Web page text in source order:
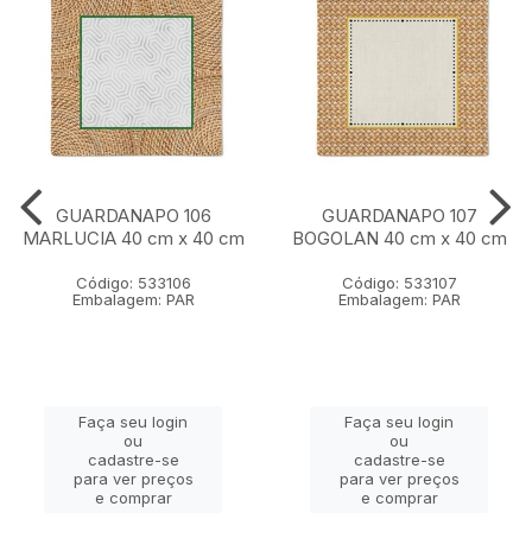
GUARDANAPO 106
MARLUCIA 40 cm x 40 cm
Código: 533106
Embalagem: PAR
Faça seu login
ou
cadastre-se
para ver preços
e comprar
GUARDANAPO 107
BOGOLAN 40 cm x 40 cm
Código: 533107
Embalagem: PAR
Faça seu login
ou
cadastre-se
para ver preços
e comprar